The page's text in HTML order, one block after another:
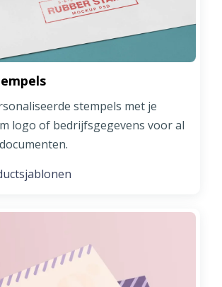
stempels met je
logo of bedrijfsgegevens voor al